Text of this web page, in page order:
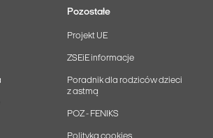
Pozostałe
Projekt UE
ZSEiE informacje
Poradnik dla rodziców dzieci
z astmą
POZ - FENIKS